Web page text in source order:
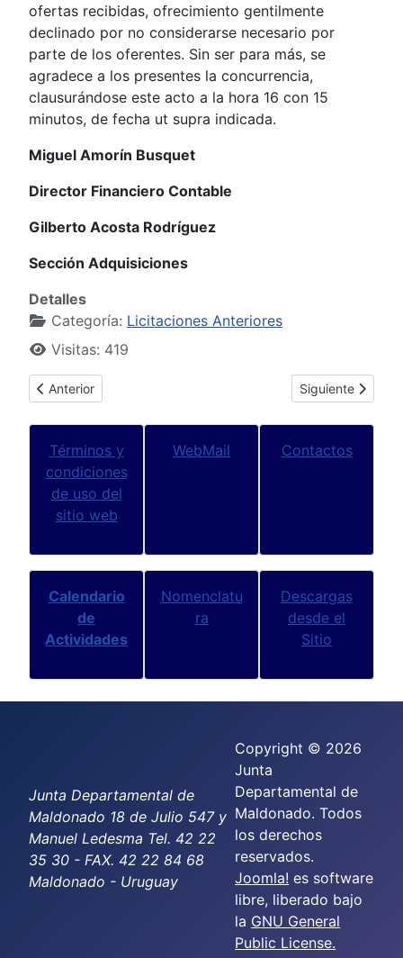
ofertas recibidas, ofrecimiento gentilmente
declinado por no considerarse necesario por
parte de los oferentes. Sin ser para más, se
agradece a los presentes la concurrencia,
clausurándose este acto a la hora 16 con 15
minutos, de fecha ut supra indicada.
Miguel Amorín Busquet
Director Financiero Contable
Gilberto Acosta Rodríguez
Sección Adquisiciones
Detalles
Categoría: Licitaciones Anteriores
Visitas: 419
Artículo anterior: Pliego 02/08
Anterior Artículo
Siguiente
Términos y
condiciones
de uso del
sitio web
WebMail Contactos
Calendario
de
Actividades
Nomenclatu
ra
Descargas
desde el
Sitio
Junta Departamental de
Maldonado 18 de Julio 547 y
Manuel Ledesma Tel. 42 22
35 30 - FAX. 42 22 84 68
Maldonado - Uruguay
Copyright © 2026
Junta
Departamental de
Maldonado. Todos
los derechos
reservados.
Joomla! es software
libre, liberado bajo
la GNU General
Public License.